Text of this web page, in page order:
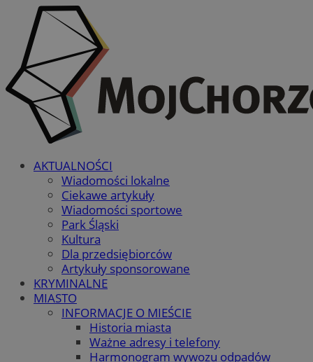
AKTUALNOŚCI
Wiadomości lokalne
Ciekawe artykuły
Wiadomości sportowe
Park Śląski
Kultura
Dla przedsiębiorców
Artykuły sponsorowane
KRYMINALNE
MIASTO
INFORMACJE O MIEŚCIE
Historia miasta
Ważne adresy i telefony
Harmonogram wywozu odpadów